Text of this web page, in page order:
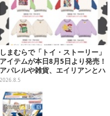
しまむらで「トイ・ストーリー」
アイテムが本日8月5日より発売！
アパレルや雑貨、エイリアンとハ
ムのダイカットクッションなど盛
2026.8.5